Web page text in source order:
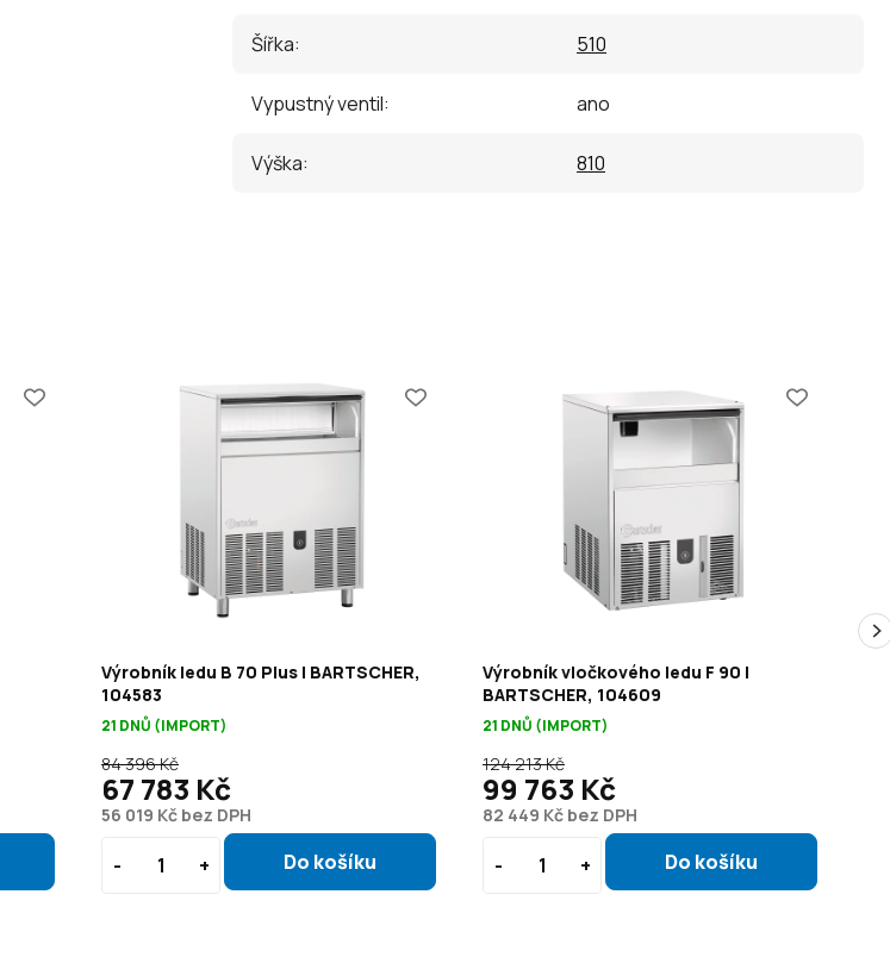
Šířka: 510
Vypustný ventil: ano
Výška:
810
Výrobník ledu B 70 Plus | BARTSCHER,
104583
21 DNŮ (IMPORT)
56 019 Kč bez DPH
84 396 Kč
67 783 Kč
Výrobník vločkového ledu F 90 |
BARTSCHER, 104609
21 DNŮ (IMPORT)
82 449 Kč bez DPH
124 213 Kč
99 763 Kč